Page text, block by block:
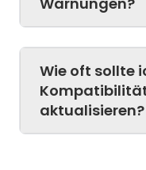
Wie oft sollte
aktualisieren?